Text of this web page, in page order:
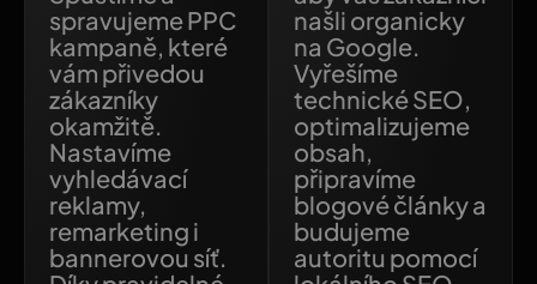
spravujeme PPC
kampaně, které
vám přivedou
zákazníky
okamžitě.
Nastavíme
vyhledávací
reklamy,
remarketing i
bannerovou síť.
našli organicky
na Google.
Vyřešíme
technické SEO,
optimalizujeme
obsah,
připravíme
blogové články a
budujeme
autoritu pomocí